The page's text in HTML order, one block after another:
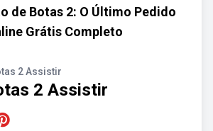
de Botas 2: O Último Pedido
Grátis Completo
2 Assistir
2 Assistir